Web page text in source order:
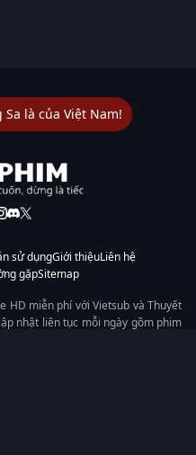
Sa là của Việt Nam!
sử dụngGiới thiệuLiên hệ
gặpSitemap
HD miễn phí với Vietsub và Thuyết
nhật liên tục mỗi ngày gồm phim